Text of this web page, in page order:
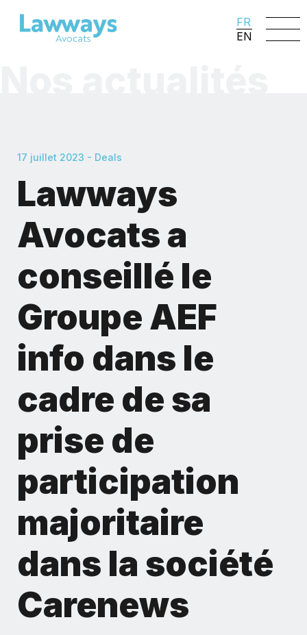
FR
EN
17 juillet 2023 - Deals
Lawways
Avocats a
conseillé le
Groupe AEF
info dans le
cadre de sa
prise de
participation
majoritaire
dans la société
Carenews